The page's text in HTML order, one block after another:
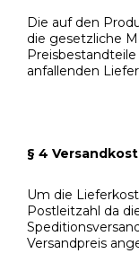
Die auf den
die gesetzliche
anfallenden
§ 4
Um die
Postleitzahl da
Versandpreis